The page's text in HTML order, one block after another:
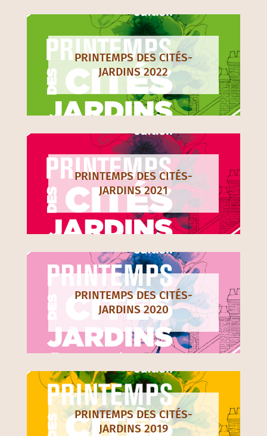
PRINTEMPS DES CITÉS-
JARDINS 2022
PRINTEMPS DES CITÉS-
JARDINS 2021
PRINTEMPS DES CITÉS-
JARDINS 2020
PRINTEMPS DES CITÉS-
JARDINS 2019